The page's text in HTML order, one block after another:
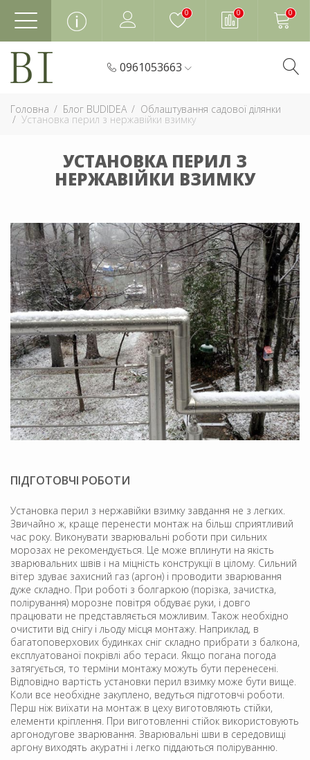
0 0 0
0961053663
Головна Блог BUDIDEA Облаштування садової ділянки
Установка перил з нержавійки взимку
УСТАНОВКА ПЕРИЛ З
НЕРЖАВІЙКИ ВЗИМКУ
ПІДГОТОВЧІ РОБОТИ
Установка перил з нержавійки взимку завдання не з легких.
Звичайно ж, краще перенести монтаж на більш сприятливий
час року. Виконувати зварювальні роботи при сильних
морозах не рекомендується. Це може вплинути на якість
зварювальних швів і на міцність конструкції в цілому. Сильний
вітер здуває захисний газ (аргон) і проводити зварювання
дуже складно. При роботі з болгаркою (порізка, зачистка,
полірування) морозне повітря обдуває руки, і довго
працювати не представляється можливим. Також необхідно
очистити від снігу і льоду місця монтажу. Наприклад, в
багатоповерхових будинках сніг складно прибрати з балкона,
експлуатованої покрівлі або тераси. Якщо погана погода
затягується, то терміни монтажу можуть бути перенесені.
Відповідно вартість установки перил взимку може бути вище.
Коли все необхідне закуплено, ведуться підготовчі роботи.
Перш ніж виїхати на монтаж в цеху виготовляють стійки,
елементи кріплення. При виготовленні стійок використовують
аргонодугове зварювання. Зварювальні шви в середовищі
аргону виходять акуратні і легко піддаються поліруванню.